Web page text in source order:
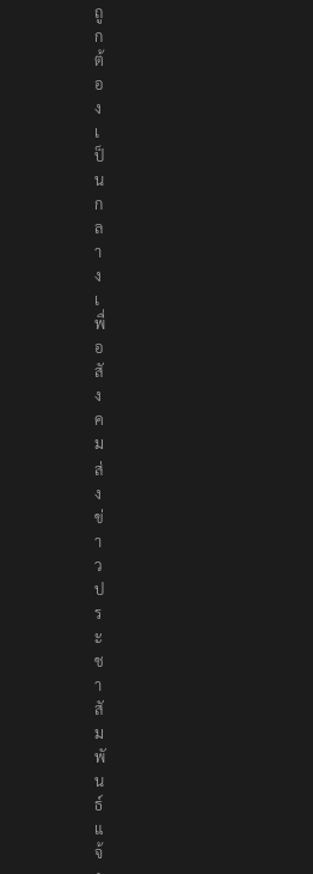
ถู
ก
ต้
อ
ง
เ
ป็
น
ก
ล
า
ง
เ
พื่
อ
สั
ง
ค
ม
ส่
ง
ข่
า
ว
ป
ร
ะ
ช
า
สั
ม
พั
น
ธ์
แ
จ้